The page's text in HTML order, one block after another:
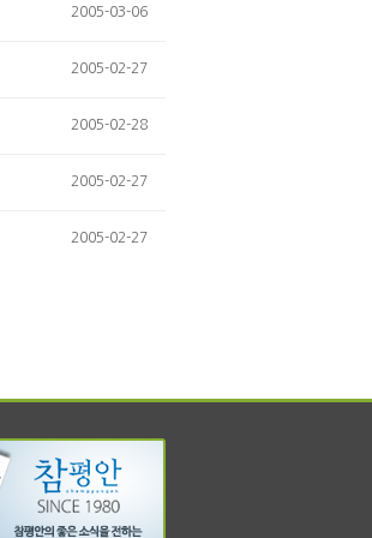
2005-03-06
2005-02-27
2005-02-28
2005-02-27
2005-02-27